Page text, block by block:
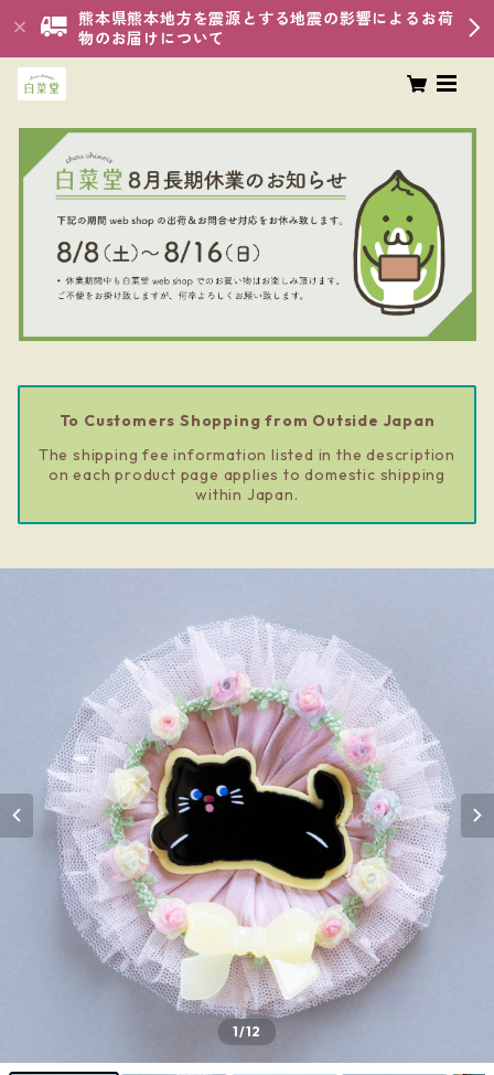
熊本県熊本地方を震源とする地震の影響によるお荷
物のお届けについて
To Customers Shopping from Outside Japan
The shipping fee information listed in the description
on each product page applies to domestic shipping
within Japan.
1/12